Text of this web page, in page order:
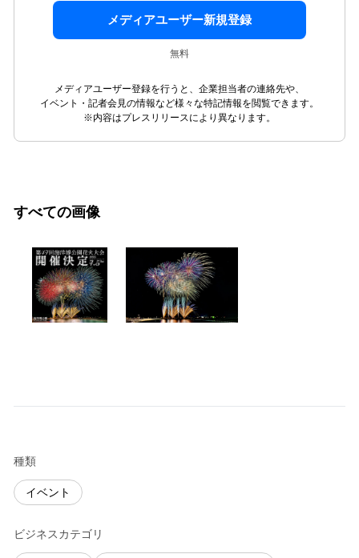
メディアユーザー新規登録
無料
メディアユーザー登録を行うと、企業担当者の連絡先や、
イベント・記者会見の情報など様々な特記情報を閲覧できます。
※内容はプレスリリースにより異なります。
すべての画像
種類
イベント
ビジネスカテゴリ